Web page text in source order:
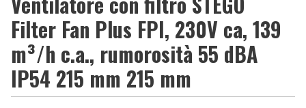
Filter Fan Plus FPI, 230V ca, 139
m³/h c.a., rumorosità 55 dBA
IP54 215 mm 215 mm